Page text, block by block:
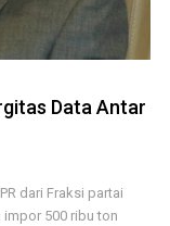
Data Antar
dari Fraksi partai
impor 500 ribu ton